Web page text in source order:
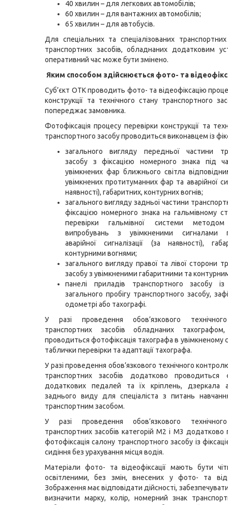
40 хвилин – для легкових автомобілів;
60 хвилин – для вантажних автомобілів;
65 хвилин – для автобусів.
Для спеціальних та спеціалізованих
транспортних засобів, обладнаних додатковим
оперативний час може бути змінено.
Яким способом здійснюється фото- та
Суб’єкт ОТК проводить фото- та відеофіксацію
конструкції та технічного стану транспортного
попереджає замовника.
Фотофіксація процесу перевірки конструкції та
транспортного засобу проводиться виконавцем із
загального вигляду передньої частини
засобу з фіксацією номерного знака під
увімкнених фар ближнього світла
увімкнених протитуманних фар та аварійної
наявності), габаритних, контурних вогнів;
загального вигляду задньої частини
фіксацією номерного знака на гальмівному
перевірки гальмівної системи
випробувань з увімкненими сигналами
аварійної сигналізації (за наявності),
контурними вогнями;
загального вигляду правої та лівої сторони
засобу з увімкненими габаритними та
панелі приладів транспортного засобу із
загального пробігу транспортного засобу,
одометрі або тахографі.
У разі проведення обов’язкового
транспортних засобів обладнаних
проводиться фотофіксація тахографа в увімкненому
таблички перевірки та адаптації тахографа.
У разі проведення обов’язкового технічного
транспортних засобів додатково проводиться
додаткових педалей та їх кріплень, дзеркала
заднього виду для спеціаліста з питань
транспортним засобом.
У разі проведення обов’язкового
транспортних засобів категорій М2 і М3 додатково
фотофіксація салону транспортного засобу із
сидіння без урахування місця водія.
Матеріали фото- та відеофіксації мають бути
освітленими, без змін, внесених у фото- та
Зображення має відповідати дійсності,
визначити марку, колір, номерний знак